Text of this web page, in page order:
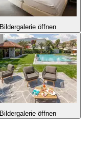
Bildergalerie öffnen
Bildergalerie öffnen